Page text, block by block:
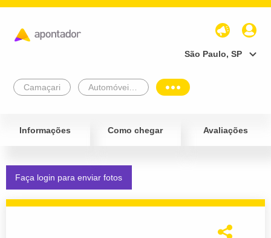
São Paulo, SP
Camaçari
Informações Como chegar Avaliações
Faça login para enviar fotos